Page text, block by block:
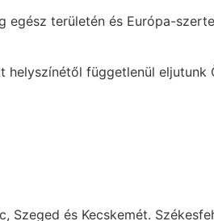
területén és Európa-
függetlenül
Szeged és Kecskemét.